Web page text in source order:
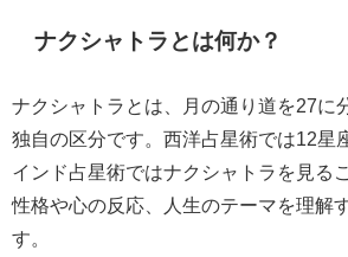
ナクシャトラとは何か？
ナクシャトラとは、月の通り道を27に
独自の区分です。西洋占星術では12星
インド占星術ではナクシャトラを見る
性格や心の反応、人生のテーマを理解
す。